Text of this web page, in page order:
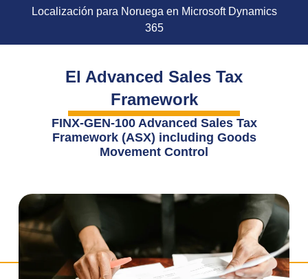
Localización para Noruega en Microsoft Dynamics
365
El Advanced Sales Tax
Framework
FINX-GEN-100 Advanced Sales Tax
Framework (ASX) including Goods
Movement Control